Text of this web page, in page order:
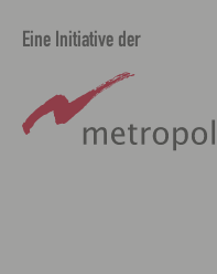
Eine Initiative der